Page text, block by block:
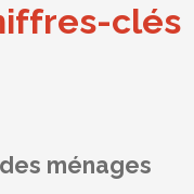
clés
ménages